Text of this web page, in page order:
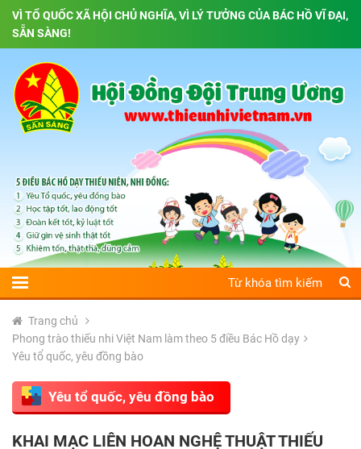
VÌ TỔ QUỐC XÃ HỘI CHỦ NGHĨA, VÌ LÝ TƯỞNG CỦA BÁC HỒ VĨ ĐẠI,
SẴN SÀNG!
Trang chủ
Phong trào thiếu nhi Việt Nam làm theo 5 điều Bác Hồ dạy
Yêu tổ quốc, yêu đồng bào
Yêu tổ quốc, yêu đồng bào
KHAI MẠC LIÊN HOAN NGHỆ THUẬT THIẾU